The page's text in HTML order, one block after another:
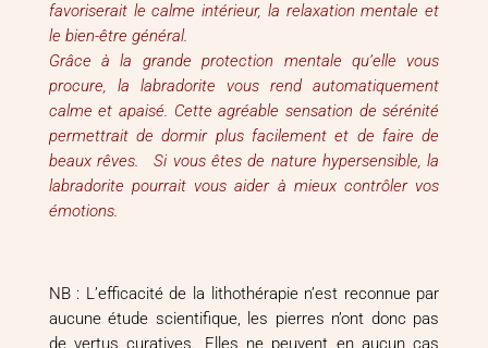
favoriserait le calme intérieur, la relaxation mentale et
le bien-être général.
Grâce à la grande protection mentale qu’elle vous
procure, la labradorite vous rend automatiquement
calme et apaisé. Cette agréable sensation de sérénité
permettrait de dormir plus facilement et de faire de
beaux rêves. Si vous êtes de nature hypersensible, la
labradorite pourrait vous aider à mieux contrôler vos
émotions.
NB : L’efficacité de la lithothérapie n’est reconnue par
aucune étude scientifique, les pierres n’ont donc pas
de vertus curatives. Elles ne peuvent en aucun cas